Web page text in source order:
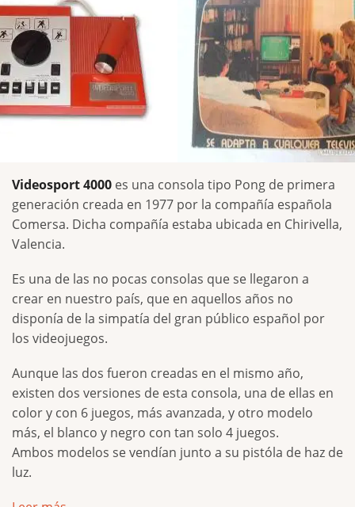
Videosport 4000 es una consola tipo Pong de primera
generación creada en 1977 por la compañía española
Comersa. Dicha compañía estaba ubicada en Chirivella,
Valencia.
Es una de las no pocas consolas que se llegaron a
crear en nuestro país, que en aquellos años no
disponía de la simpatía del gran público español por
los videojuegos.
Aunque las dos fueron creadas en el mismo año,
existen dos versiones de esta consola, una de ellas en
color y con 6 juegos, más avanzada, y otro modelo
más, el blanco y negro con tan solo 4 juegos.
Ambos modelos se vendían junto a su pistóla de haz de
luz.